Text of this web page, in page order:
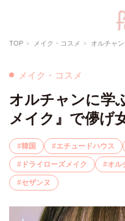
TOP メイク・コスメ オルチャ
メイク・コスメ
オルチャンに学
メイク』で儚げ
韓国 エチュードハウス
ドライローズメイク オル
セザンヌ